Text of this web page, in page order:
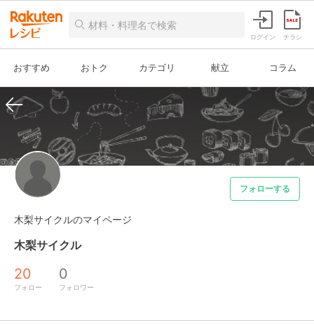
ログイン チラシ
おすすめ おトク カテゴリ 献立 コラム
フォローする
木梨サイクルのマイページ
木梨サイクル
20
フォロー
0
フォロワー